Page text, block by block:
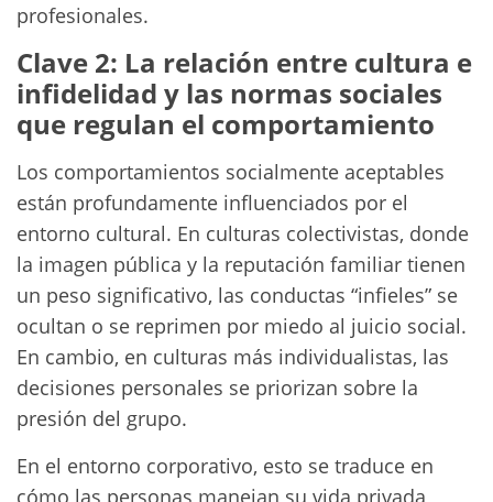
profesionales.
Clave 2: La relación entre cultura e
infidelidad y las normas sociales
que regulan el comportamiento
Los comportamientos socialmente aceptables
están profundamente influenciados por el
entorno cultural. En culturas colectivistas, donde
la imagen pública y la reputación familiar tienen
un peso significativo, las conductas “infieles” se
ocultan o se reprimen por miedo al juicio social.
En cambio, en culturas más individualistas, las
decisiones personales se priorizan sobre la
presión del grupo.
En el entorno corporativo, esto se traduce en
cómo las personas manejan su vida privada